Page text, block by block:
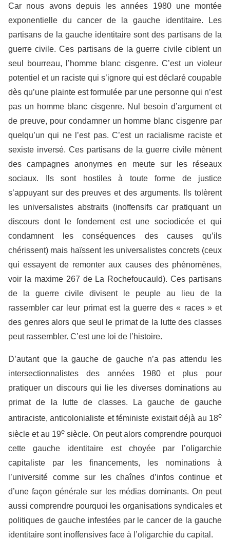
Car nous avons depuis les années 1980 une montée
exponentielle du cancer de la gauche identitaire. Les
partisans de la gauche identitaire sont des partisans de la
guerre civile. Ces partisans de la guerre civile ciblent un
seul bourreau, l’homme blanc cisgenre. C’est un violeur
potentiel et un raciste qui s’ignore qui est déclaré coupable
dès qu’une plainte est formulée par une personne qui n’est
pas un homme blanc cisgenre. Nul besoin d’argument et
de preuve, pour condamner un homme blanc cisgenre par
quelqu’un qui ne l’est pas. C’est un racialisme raciste et
sexiste inversé. Ces partisans de la guerre civile mènent
des campagnes anonymes en meute sur les réseaux
sociaux. Ils sont hostiles à toute forme de justice
s’appuyant sur des preuves et des arguments. Ils tolèrent
les universalistes abstraits (inoffensifs car pratiquant un
discours dont le fondement est une sociodicée et qui
condamnent les conséquences des causes qu’ils
chérissent) mais haïssent les universalistes concrets (ceux
qui essayent de remonter aux causes des phénomènes,
voir la maxime 267 de La Rochefoucauld). Ces partisans
de la guerre civile divisent le peuple au lieu de la
rassembler car leur primat est la guerre des « races » et
des genres alors que seul le primat de la lutte des classes
peut rassembler. C’est une loi de l’histoire.
D’autant que la gauche de gauche n’a pas attendu les
intersectionnalistes des années 1980 et plus pour
pratiquer un discours qui lie les diverses dominations au
primat de la lutte de classes. La gauche de gauche
antiraciste, anticolonialiste et féministe existait déjà au 18e
siècle et au 19e siècle. On peut alors comprendre pourquoi
cette gauche identitaire est choyée par l’oligarchie
capitaliste par les financements, les nominations à
l’université comme sur les chaînes d’infos continue et
d’une façon générale sur les médias dominants. On peut
aussi comprendre pourquoi les organisations syndicales et
politiques de gauche infestées par le cancer de la gauche
identitaire sont inoffensives face à l’oligarchie du capital.